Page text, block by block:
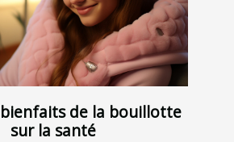
de la bouillotte
sur la santé